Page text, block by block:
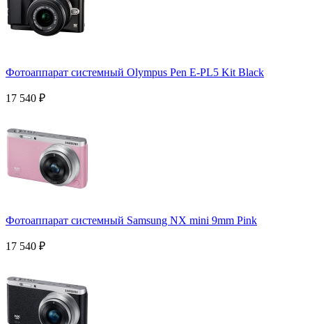
Фотоаппарат системный Olympus Pen E-PL5 Kit Black
17 540 ₽
Фотоаппарат системный Samsung NX mini 9mm Pink
17 540 ₽